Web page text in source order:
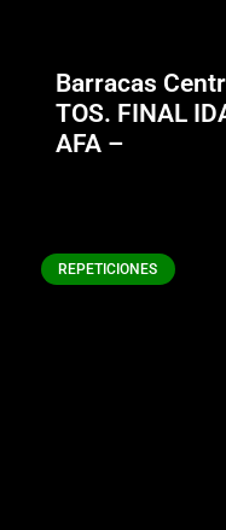
Barracas
TOS. FINAL
AFA –
REPETICIONES